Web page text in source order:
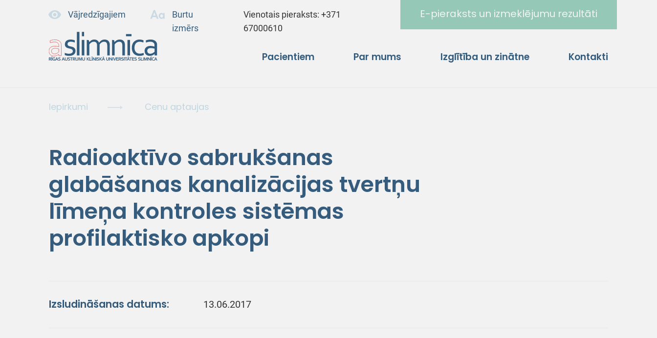
Vājredzīgajiem
Burtu
izmērs
Vienotais pieraksts:+371
67000610
E-pieraksts un izmeklējumu rezultāti
Pacientiem Par mums Izglītība un zinātne Kontakti
Iepirkumi Cenu aptaujas
Radioaktīvo sabrukšanas
glabāšanas kanalizācijas tvertņu
līmeņa kontroles sistēmas
profilaktisko apkopi
Izsludināšanas datums: 13.06.2017